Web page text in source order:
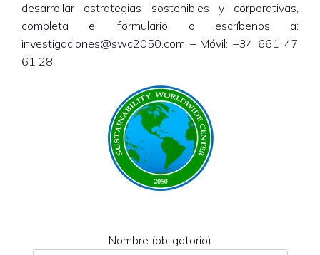
desarrollar estrategias sostenibles y corporativas,
completa el formulario o escríbenos a:
investigaciones@swc2050.com – Móvil: +34 661 47
61 28
Nombre (obligatorio)